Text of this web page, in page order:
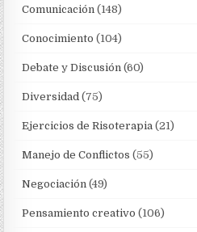
Comunicación (148)
Conocimiento (104)
Debate y Discusión (60)
Diversidad (75)
Ejercicios de Risoterapia (21)
Manejo de Conflictos (55)
Negociación (49)
Pensamiento creativo (106)